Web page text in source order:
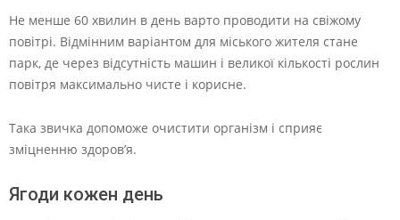
Не менше 60 хвилин в день варто проводити на свіжому
повітрі. Відмінним варіантом для міського жителя стане
парк, де через відсутність машин і великої кількості рослин
повітря максимально чисте і корисне.
Така звичка допоможе очистити організм і сприяє
зміцненню здоров’я.
Ягоди кожен день